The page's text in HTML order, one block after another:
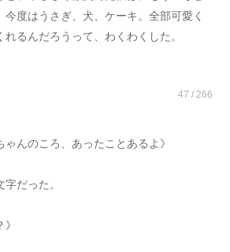
今度はうさぎ、犬、ケーキ。全部可愛く
るんだろうって、わくわくした。
47 / 266
ゃんのころ、あったことあるよ》
だった。